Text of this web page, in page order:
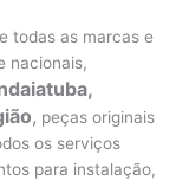
todas as marcas e
nacionais,
, peças originais
os serviços
para instalação,